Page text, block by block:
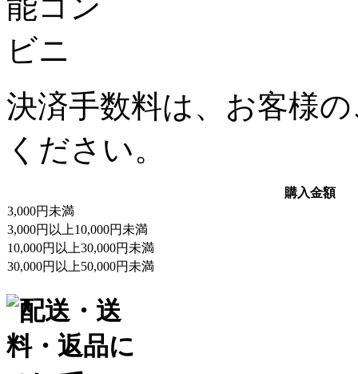
決済手数料は、お客様
ください。
購入金額
3,000円未満
3,000円以上10,000円未満
10,000円以上30,000円未満
30,000円以上50,000円未満